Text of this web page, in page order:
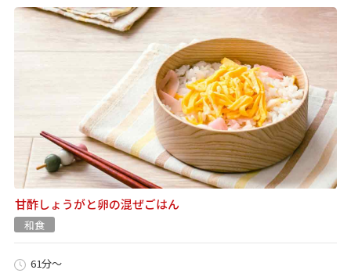
甘酢しょうがと卵の混ぜごはん
和食
61分～